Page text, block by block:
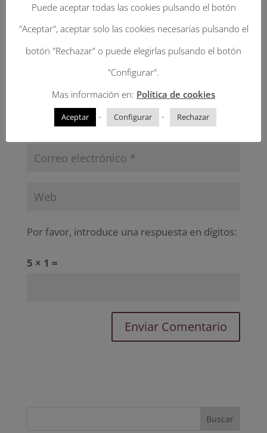
Por favor, introduce una respuesta en dígitos:
5 × 1 =
Puede aceptar todas las cookies pulsando el botón
"Aceptar", aceptar solo las cookies necesarias pulsando el
botón "Rechazar" o puede elegirlas pulsando el botón
"Configurar".
Mas información en: Política de cookies
Aceptar - Configurar - Rechazar